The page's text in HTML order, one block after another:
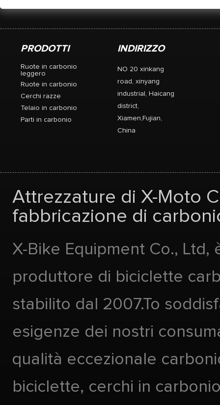
PRODOTTI
Ruote in carbonio
leggero
Ruote in carbonio
Cerchi razze
Telaio in carbonio
Parti in carbonio
INDIRIZZO
NO 20 xinkang
road, xinyang
industrial, Haicang
district,
Xiamen,Fujian,
China
Attrezzature di X-Moto
fabbricazione di
X-Bike Equipment Co., Ltd,
produttore di biciclette
stabilito dal 2007.To
esigenze dei nostri
qualità eccezionale
biciclette, cerchi in